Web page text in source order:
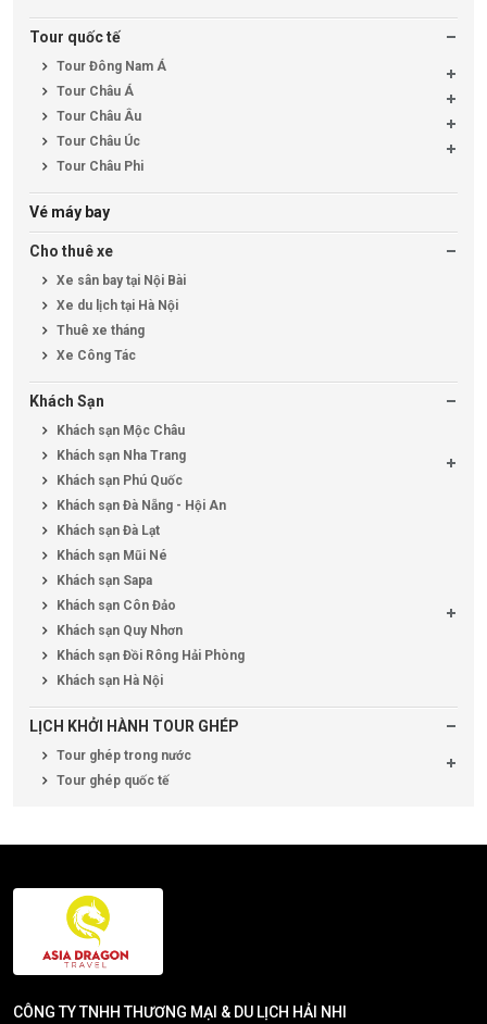
Tour quốc tế
Tour Đông Nam Á
Tour Châu Á
Tour Châu Âu
Tour Châu Úc
Tour Châu Phi
Vé máy bay
Cho thuê xe
Xe sân bay tại Nội Bài
Xe du lịch tại Hà Nội
Thuê xe tháng
Xe Công Tác
Khách Sạn
Khách sạn Mộc Châu
Khách sạn Nha Trang
Khách sạn Phú Quốc
Khách sạn Đà Nẵng - Hội An
Khách sạn Đà Lạt
Khách sạn Mũi Né
Khách sạn Sapa
Khách sạn Côn Đảo
Khách sạn Quy Nhơn
Khách sạn Đồi Rông Hải Phòng
Khách sạn Hà Nội
LỊCH KHỞI HÀNH TOUR GHÉP
Tour ghép trong nước
Tour ghép quốc tế
CÔNG TY TNHH THƯƠNG MẠI & DU LỊCH HẢI NHI